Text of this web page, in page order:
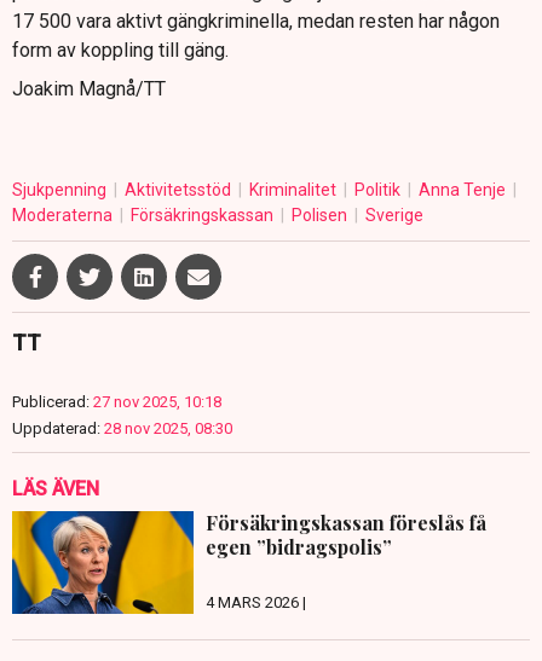
17 500 vara aktivt gängkriminella, medan resten har någon
form av koppling till gäng.
Joakim Magnå/TT
Sjukpenning Aktivitetsstöd Kriminalitet Politik
Anna Tenje
Moderaterna
Försäkringskassan Polisen Sverige
TT
Publicerad: 27 nov 2025, 10:18
Uppdaterad: 28 nov 2025, 08:30
LÄS ÄVEN
Försäkringskassan föreslås få
egen ”bidragspolis”
4 MARS 2026 |